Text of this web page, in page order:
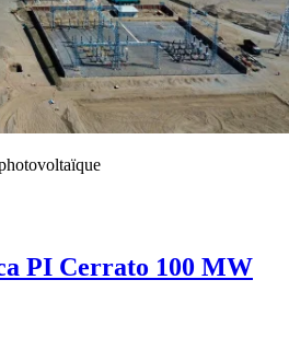
PI Cerrato 100 MW